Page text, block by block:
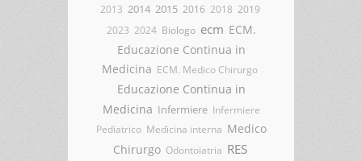
2013 2014 2015 2016 2018 2019
2023 2024 Biologo ecm ECM.
Educazione Continua in
Medicina ECM. Medico Chirurgo
Educazione Continua in
Medicina Infermiere Infermiere
Pediatrico Medicina interna Medico
Chirurgo Odontoiatria RES